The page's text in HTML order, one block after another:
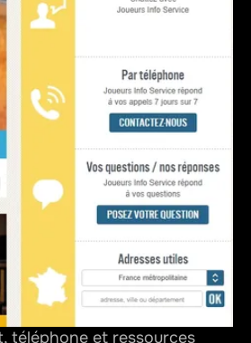
téléphone et ressources